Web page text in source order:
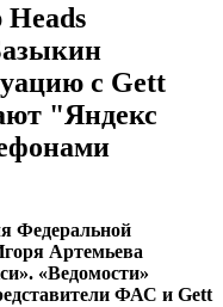
с Gett
"Яндекс
Федеральной
Артемьева
«Ведомости»
ФАС и Gett